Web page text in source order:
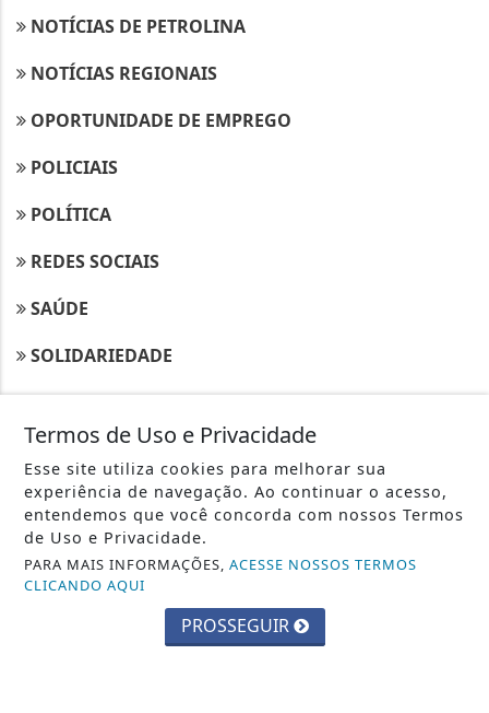
NOTÍCIAS DE PETROLINA
NOTÍCIAS REGIONAIS
OPORTUNIDADE DE EMPREGO
POLICIAIS
POLÍTICA
REDES SOCIAIS
SAÚDE
SOLIDARIEDADE
NAVEGUE
CONTATO
PAINEL DO USUÁRIO
TERMOS DE USO E PRIVACIDADE
SOBRE
Termos de Uso e Privacidade
Esse site utiliza cookies para melhorar sua
experiência de navegação. Ao continuar o acesso,
entendemos que você concorda com nossos Termos
de Uso e Privacidade.
PARA MAIS INFORMAÇÕES,ACESSE NOSSOS TERMOS
CLICANDO AQUI
PROSSEGUIR